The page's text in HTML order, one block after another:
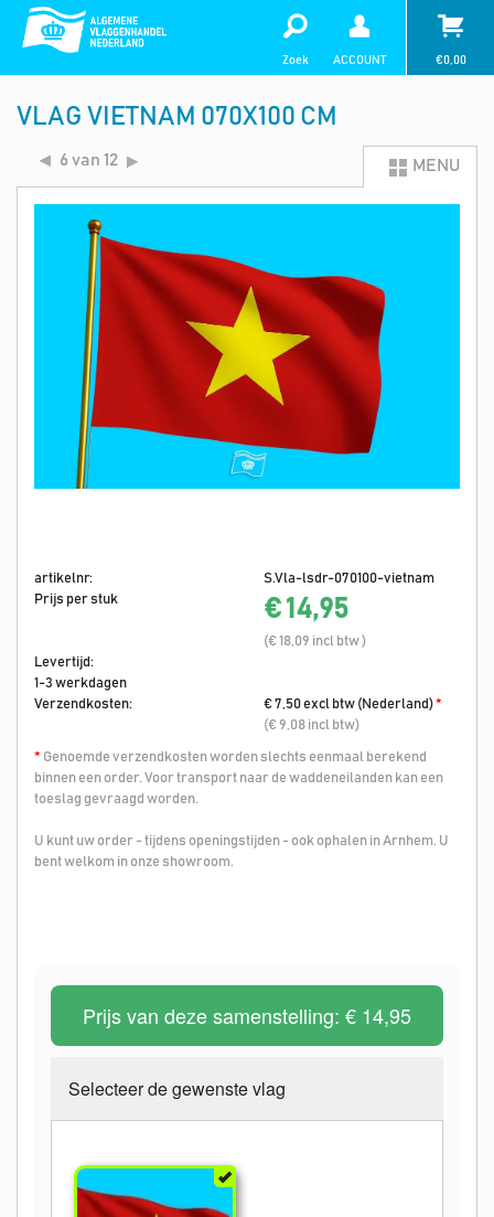
Zoek ACCOUNT €0,00
VLAG VIETNAM 070X100 CM
6 van 12 MENU
artikelnr:
S.Vla-lsdr-070100-vietnam
Prijs per stuk
€ 14,95
(€ 18,09 incl btw )
Levertijd:
1-3 werkdagen
Verzendkosten:
€ 7,50 excl btw (Nederland)*
(€ 9,08 incl btw)
* Genoemde verzendkosten worden slechts eenmaal berekend
binnen een order. Voor transport naar de waddeneilanden kan een
toeslag gevraagd worden.
U kunt uw order - tijdens openingstijden - ook ophalen in Arnhem. U
bent welkom in onze showroom.
Prijs van deze samenstelling: € 14,95
Selecteer de gewenste vlag